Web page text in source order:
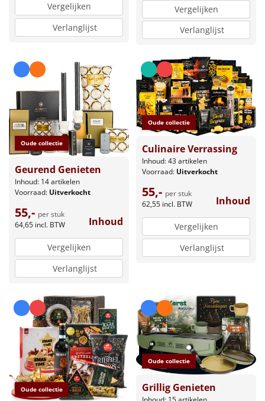
Vergelijken
Verlanglijst
Vergelijken
Verlanglijst
Oude collectie
Geurend Genieten
Inhoud: 14 artikelen
Voorraad: Uitverkocht
55,- per stuk
64,65 incl. BTW Inhoud
Vergelijken
Verlanglijst
Oude collectie
Culinaire Verrassing
Inhoud: 43 artikelen
Voorraad: Uitverkocht
55,- per stuk
62,55 incl. BTW Inhoud
Vergelijken
Verlanglijst
Oude collectie
Oude collectie
Grillig Genieten